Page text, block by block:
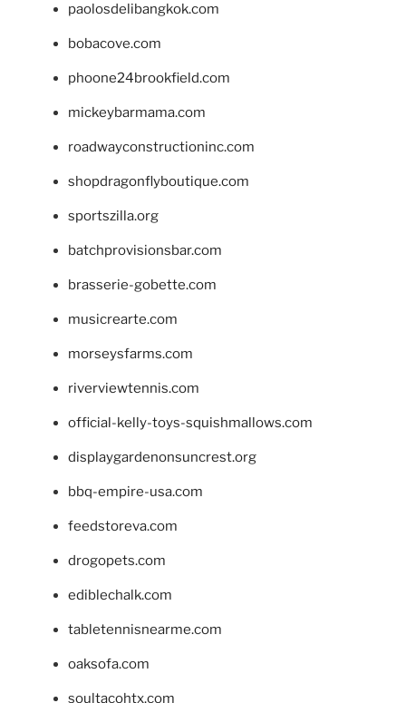
paolosdelibangkok.com
bobacove.com
phoone24brookfield.com
mickeybarmama.com
roadwayconstructioninc.com
shopdragonflyboutique.com
sportszilla.org
batchprovisionsbar.com
brasserie-gobette.com
musicrearte.com
morseysfarms.com
riverviewtennis.com
official-kelly-toys-squishmallows.com
displaygardenonsuncrest.org
bbq-empire-usa.com
feedstoreva.com
drogopets.com
ediblechalk.com
tabletennisnearme.com
oaksofa.com
soultacohtx.com